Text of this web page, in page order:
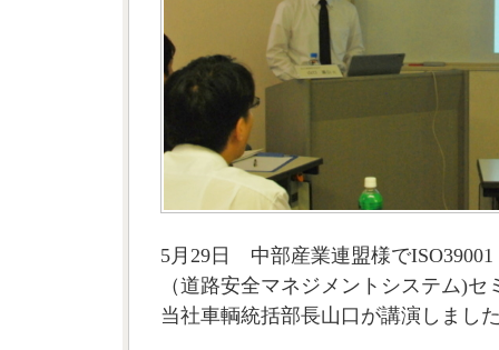
5月29日 中部産業連盟様でISO39001
（道路安全マネジメントシステム)
当社車輌統括部長山口が講演しまし